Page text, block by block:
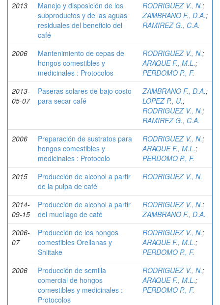
2013
Manejo y disposición de los
subproductos y de las aguas
residuales del beneficio del
café
RODRIGUEZ V., N.;
ZAMBRANO F., D.A.;
RAMIREZ G., C.A.
2006
Mantenimiento de cepas de
hongos comestibles y
medicinales : Protocolos
RODRIGUEZ V., N.;
ARAQUE F., M.L.;
PERDOMO P., F.
2013-
05-07
Paseras solares de bajo costo
para secar café
ZAMBRANO F., D.A.;
LOPEZ P., U.;
RODRIGUEZ V., N.;
RAMIREZ G., C.A.
2006
Preparación de sustratos para
hongos comestibles y
medicinales : Protocolo
RODRIGUEZ V., N.;
ARAQUE F., M.L.;
PERDOMO P., F.
2015
Producción de alcohol a partir
de la pulpa de café
RODRIGUEZ V., N.
2014-
09-15
Producción de alcohol a partir
del mucílago de café
RODRIGUEZ V., N.;
ZAMBRANO F., D.A.
2006-
07
Producción de los hongos
comestibles Orellanas y
Shiitake
RODRIGUEZ V., N.;
ARAQUE F., M.L.;
PERDOMO P., F.
2006
Producción de semilla
comercial de hongos
comestibles y medicinales :
Protocolos
RODRIGUEZ V., N.;
ARAQUE F., M.L.;
PERDOMO P., F.